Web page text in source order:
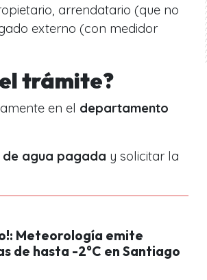
arrendatario (que no
externo (con medidor
trámite?
en el departamento
agua pagada y solicitar la
Meteorología emite
de hasta -2°C en Santiago